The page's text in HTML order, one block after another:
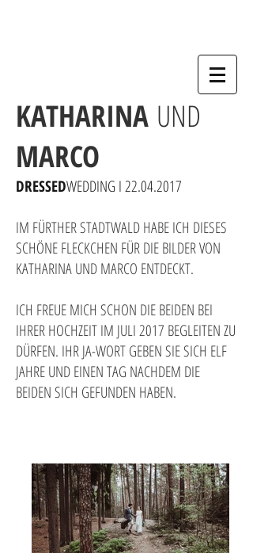
KATHARINA UND
MARCO
DRESSEDWEDDING I22.04.2017
IM FÜRTHER STADTWALD HABE ICH DIESES
SCHÖNE FLECKCHEN FÜR DIE BILDER VON
KATHARINA UND MARCO ENTDECKT.
ICH FREUE MICH SCHON DIE BEIDEN BEI
IHRER HOCHZEIT IM JULI 2017 BEGLEITEN ZU
DÜRFEN. IHR JA-WORT GEBEN SIE SICH ELF
JAHRE UND EINEN TAG NACHDEM DIE
BEIDEN SICH GEFUNDEN HABEN.